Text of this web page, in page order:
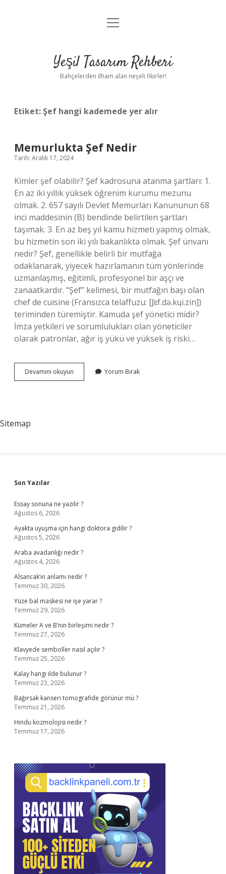
Anasayfa
Yasal Uyarı
menüyü
Yeşil Tasarım Rehberi
Bahçelerden ilham alan neşeli fikirler!
Etiket:Şef hangi kademede yer alır
Memurlukta Şef Nedir
Tarih: Aralık 17, 2024
Kimler şef olabilir? Şef kadrosuna atanma şartları: 1.
En az iki yıllık yüksek öğrenim kurumu mezunu
olmak. 2. 657 sayılı Devlet Memurları Kanununun 68
inci maddesinin (B) bendinde belirtilen şartları
taşımak. 3. En az beş yıl kamu hizmeti yapmış olmak,
bu hizmetin son iki yılı bakanlıkta olmak. Şef ünvanı
nedir? Şef, genellikle belirli bir mutfağa
odaklanarak, yiyecek hazırlamanın tüm yönlerinde
uzmanlaşmış, eğitimli, profesyonel bir aşçı ve
zanaatkardır. “Şef” kelimesi, bir mutfağın başı olan
chef de cuisine (Fransızca telaffuzu: [ʃɛf.də.kɥi.zin])
teriminden türemiştir. Kamuda şef yönetici midir?
İmza yetkileri ve sorumlulukları olan yöneticiler
olarak patronlar, ağır iş yükü ve yüksek iş riski…
Devamını okuyun Memurlukta
Şef
Yorum Bırak
Sitemap
Sidebar
Son Yazılar
Essay sonuna ne yazılır ?
Ağustos 6, 2026
Ayakta uyuşma için hangi doktora gidilir ?
Ağustos 5, 2026
Araba avadanlığı nedir ?
Ağustos 4, 2026
Alsancak’ın anlamı nedir ?
Temmuz 30, 2026
Yüze bal maskesi ne işe yarar ?
Temmuz 29, 2026
Kümeler A ve B’nin birleşimi nedir ?
Temmuz 27, 2026
Klavyede semboller nasıl açılır ?
Temmuz 25, 2026
Kalay hangi ilde bulunur ?
Temmuz 23, 2026
Bağırsak kanseri tomografide görünür mü ?
Temmuz 21, 2026
Hindu kozmolojisi nedir ?
Temmuz 17, 2026